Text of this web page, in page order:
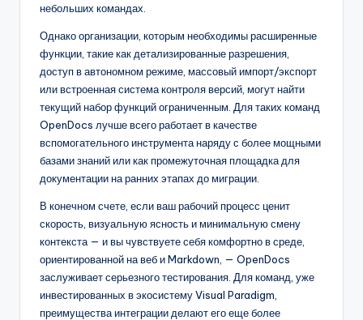
небольших командах.
Однако организации, которым необходимы расширенные
функции, такие как детализированные разрешения,
доступ в автономном режиме, массовый импорт/экспорт
или встроенная система контроля версий, могут найти
текущий набор функций ограниченным. Для таких команд
OpenDocs лучше всего работает в качестве
вспомогательного инструмента наряду с более мощными
базами знаний или как промежуточная площадка для
документации на ранних этапах до миграции.
В конечном счете, если ваш рабочий процесс ценит
скорость, визуальную ясность и минимальную смену
контекста — и вы чувствуете себя комфортно в среде,
ориентированной на веб и Markdown, — OpenDocs
заслуживает серьезного тестирования. Для команд, уже
инвестированных в экосистему Visual Paradigm,
преимущества интеграции делают его еще более